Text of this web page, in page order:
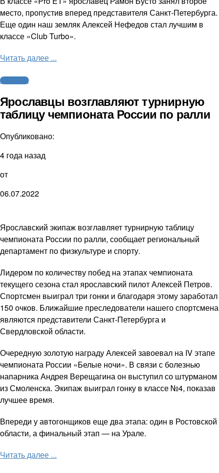
место, пропустив вперед представителя Санкт-Петербурга.
Еще один наш земляк Алексей Нефедов стал лучшим в
классе «Club Turbo».
Читать далее ...
Автоспорт
Ярославцы возглавляют турнирную
таблицу чемпионата России по ралли
Опубликовано:
4 года назад
от
06.07.2022
Ярославский экипаж возглавляет турнирную таблицу
чемпионата России по ралли, сообщает региональный
департамент по физкультуре и спорту.
Лидером по количеству побед на этапах чемпионата
текущего сезона стал ярославский пилот Алексей Петров.
Спортсмен выиграл три гонки и благодаря этому заработал
150 очков. Ближайшие преследователи нашего спортсмена
являются представители Санкт-Петербурга и
Свердловской области.
Очередную золотую награду Алексей завоевал на IV этапе
чемпионата России «Белые ночи». В связи с болезнью
напарника Андрея Верещагина он выступил со штурманом
из Смоленска. Экипаж выиграл гонку в классе №4, показав
лучшее время.
Впереди у автогонщиков еще два этапа: один в Ростовской
области, а финальный этап — на Урале.
Читать далее ...